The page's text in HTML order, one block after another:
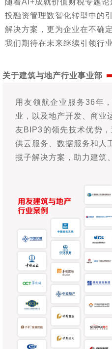
投融资管理数智化转型中的
解决方案，更为企业在不确
我们期待在未来继续引领行
关于建筑与地产行业事业部
用友领航企业服务36年
业，以及地产开发、商业
友BIP3的领先技术优势
供云服务、数据服务和人
揽子解决方案，助力建筑